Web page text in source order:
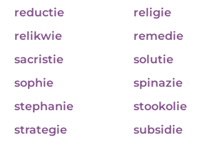
reductie
religie
relikwie
remedie
sacristie
solutie
sophie
spinazie
stephanie
stookolie
strategie
subsidie